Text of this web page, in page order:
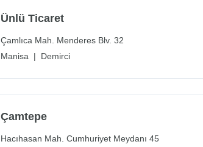
Ünlü Ticaret
Çamlıca Mah. Menderes Blv. 32
Manisa | Demirci
Çamtepe
Hacıhasan Mah. Cumhuriyet Meydanı 45